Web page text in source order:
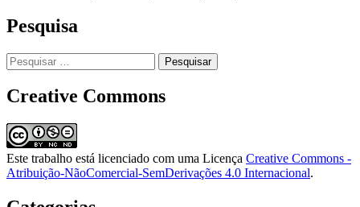
Pesquisa
Pesquisar
por:
Creative Commons
Este trabalho está licenciado com uma Licença Creative Commons -
Atribuição-NãoComercial-SemDerivações 4.0 Internacional.